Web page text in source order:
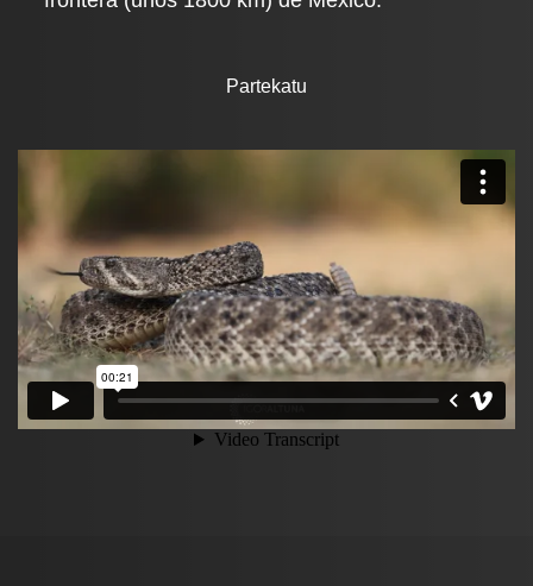
Partekatu